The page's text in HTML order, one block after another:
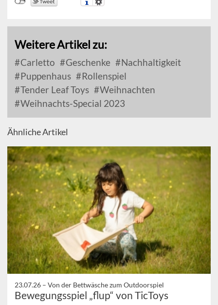
Weitere Artikel zu:
Carletto Geschenke
Nachhaltigkeit
Puppenhaus
Rollenspiel
Tender Leaf Toys
Weihnachten
Weihnachts-Special 2023
Ähnliche Artikel
23.07.26 – Von der Bettwäsche zum Outdoorspiel
Bewegungsspiel „flup“ von TicToys